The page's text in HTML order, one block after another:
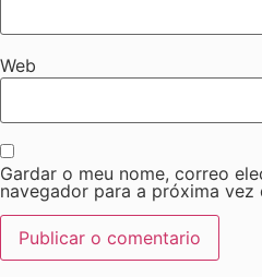
Web
Gardar o meu nome, correo
navegador para a próxima